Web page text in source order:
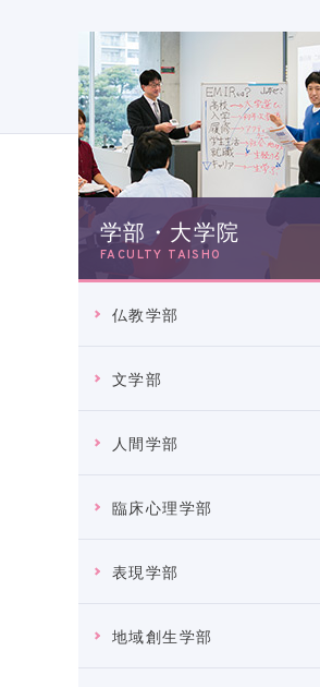
学部・大学院
FACULTY TAISHO
仏教学部
文学部
人間学部
臨床心理学部
表現学部
地域創生学部